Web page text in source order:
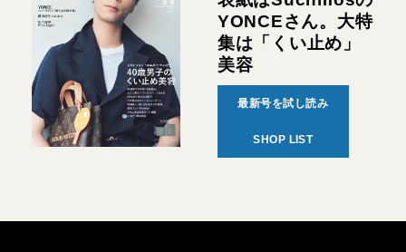
YONCEさん。大特
集は「くい止め」
美容
最新号を試し読み
SHOP LIST